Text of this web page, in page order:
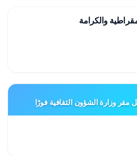
والكرامة
مقر وزارة الشؤون الثقافية فورًا